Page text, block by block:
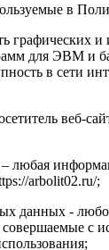
в
графических
для ЭВМ и
в сети
веб-
любая
arbolit02.ru/;
данных -
с